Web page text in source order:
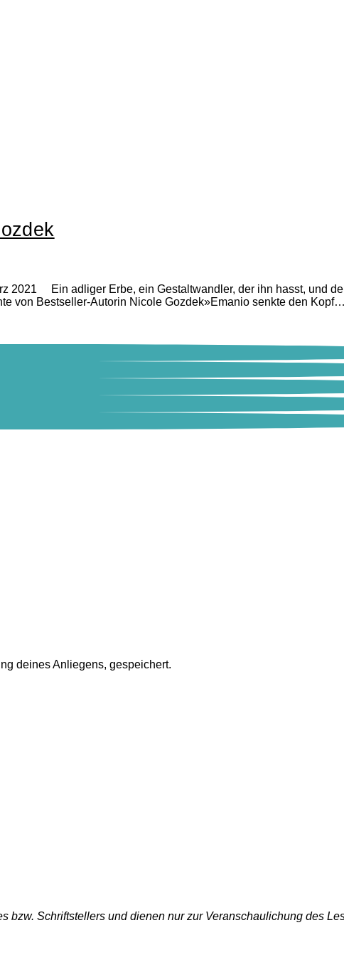
2021 Ein adliger Erbe, ein Gestaltwandler, der ihn hasst, und
von Bestseller-Autorin Nicole Gozdek»Emanio senkte den Kopf…
deines Anliegens, gespeichert.
Schriftstellers und dienen nur zur Veranschaulichung des